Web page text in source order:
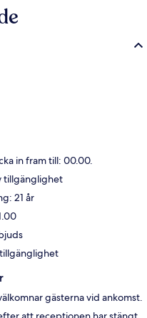
in fram till: 00.00.
tillgänglighet
21 år
gästerna vid ankomst.